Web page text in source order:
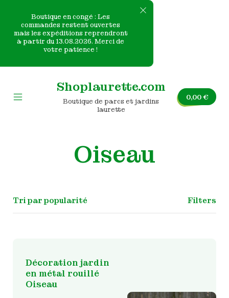
Boutique en congé : Les
commandes restent ouvertes
mais les expéditions reprendront
à partir du 13.08.2026. Merci de
votre patience !
content
Shoplaurette.com
Boutique de parcs et jardins
laurette
0,00€
Oiseau
Filters
Décoration jardin
en métal rouillé
Oiseau